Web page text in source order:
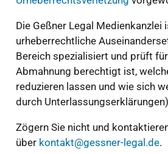
Die Geßner Legal Medienkanzlei
urheberrechtliche
Bereich spezialisiert und prüft
Abmahnung berechtigt ist,
reduzieren lassen und wie sich
durch
Zögern Sie nicht und
über kontakt@gessner-legal.de.